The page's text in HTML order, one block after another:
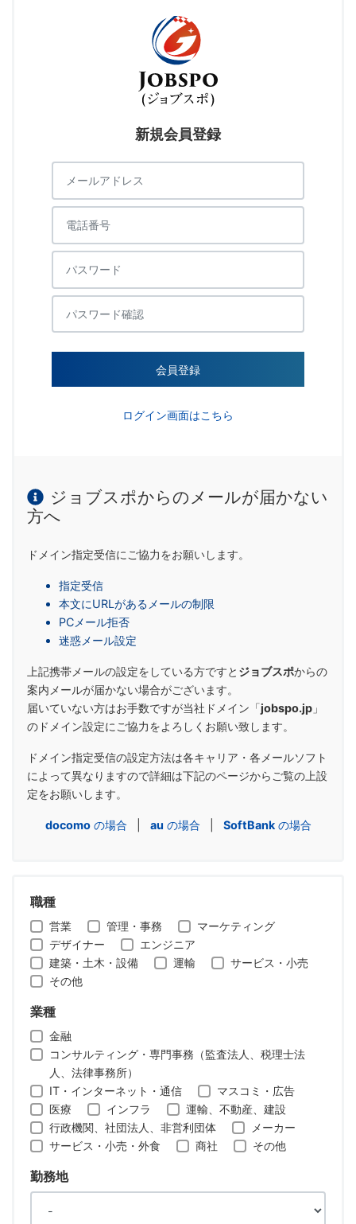
新規会員登録
会員登録
ログイン画面はこちら
ジョブスポからのメールが届かない
方へ
ドメイン指定受信にご協力をお願いします。
指定受信
本文にURLがあるメールの制限
PCメール拒否
迷惑メール設定
上記携帯メールの設定をしている方ですと ジョブスポからの
案内メールが届かない場合がございます。
届いていない方はお手数ですが当社ドメイン「jobspo.jp 」
のドメイン設定にご協力をよろしくお願い致します。
ドメイン指定受信の設定方法は各キャリア・各メールソフト
によって異なりますので詳細は下記のページからご覧の上設
定をお願いします。
docomoの場合 au の場合 SoftBankの場合
職種
営業 管理・事務
マーケティング
デザイナー
エンジニア
建築・土木・設備
運輸
サービス・小売
その他
業種
金融
コンサルティング・専門事務（監査法人、税理士法
人、法律事務所）
IT・インターネット・通信
マスコミ・広告
医療
インフラ
運輸、不動産、建設
行政機関、社団法人、非営利団体
メーカー
サービス・小売・外食
商社 その他
勤務地